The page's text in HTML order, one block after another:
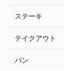
ステーキ
テイクアウト
パン